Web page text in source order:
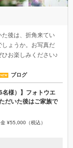
後は、折角来てい
ょうか。お写真だ
お楽しみください♪
ブログ
名様）】フォトウエ
だいた後はご家族で
¥55,000（税込）